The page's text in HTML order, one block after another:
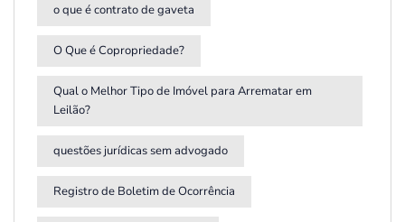
o que é contrato de gaveta
O Que é Copropriedade?
Qual o Melhor Tipo de Imóvel para Arrematar em
Leilão?
questões jurídicas sem advogado
Registro de Boletim de Ocorrência